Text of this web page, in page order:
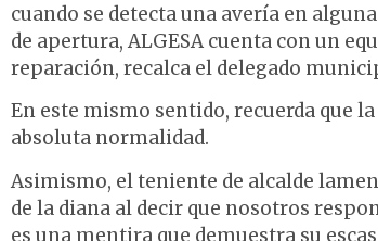
cuando se detecta una avería en
de apertura, ALGESA cuenta con un
reparación, recalca el delegado
En este mismo sentido, recuerda que
absoluta normalidad.
Asimismo, el teniente de alcalde
de la diana al decir que nosotros
es una mentira que demuestra su